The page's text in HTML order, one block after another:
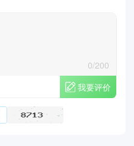
0/200
我要评价